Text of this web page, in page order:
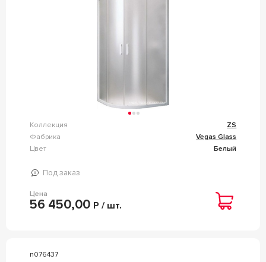
Коллекция
ZS
Фабрика
Vegas Glass
Цвет
Белый
Под заказ
Цена
56 450,00 Р / шт.
n076437